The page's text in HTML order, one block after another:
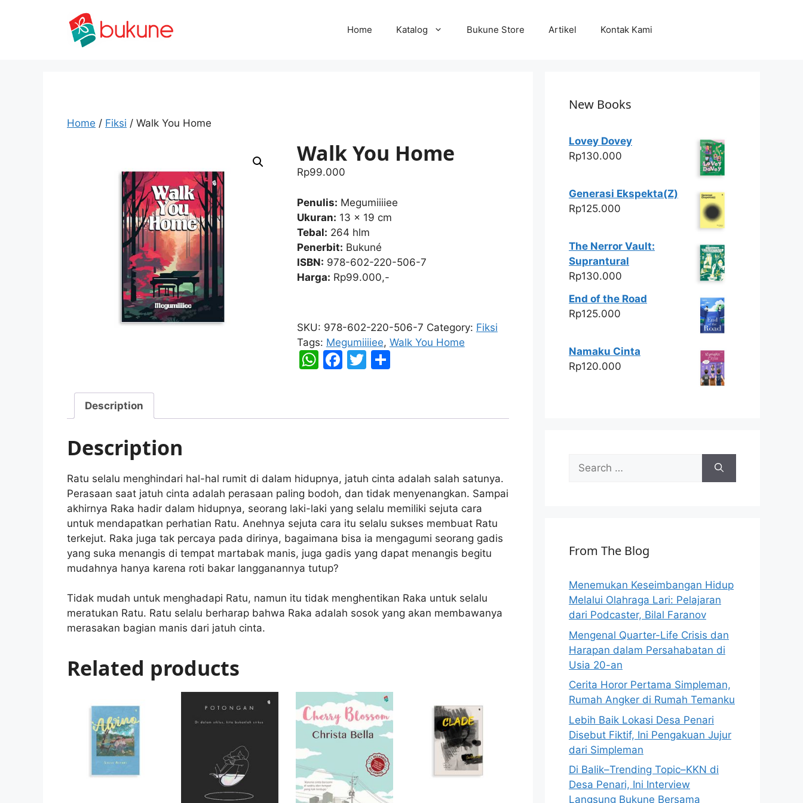
Home Katalog Bukune Store Artikel Kontak Kami
Home / Fiksi / Walk You Home
Walk You Home
Rp99.000
Penulis: Megumiiiiee
Ukuran: 13 x 19 cm
Tebal: 264 hlm
Penerbit: Bukuné
ISBN: 978-602-220-506-7
Harga: Rp99.000,-
You
Home
quantity
SKU: 978-602-220-506-7 Category: Fiksi
Tags: Megumiiiiee, Walk You Home
W
s
p
F
e
o
k
T
er
S
e
Description
Description
Ratu selalu menghindari hal-hal rumit di dalam hidupnya, jatuh cinta adalah salah satunya.
Perasaan saat jatuh cinta adalah perasaan paling bodoh, dan tidak menyenangkan. Sampai
akhirnya Raka hadir dalam hidupnya, seorang laki-laki yang selalu memiliki sejuta cara
untuk mendapatkan perhatian Ratu. Anehnya sejuta cara itu selalu sukses membuat Ratu
terkejut. Raka juga tak percaya pada dirinya, bagaimana bisa ia mengagumi seorang gadis
yang suka menangis di tempat martabak manis, juga gadis yang dapat menangis begitu
mudahnya hanya karena roti bakar langganannya tutup?
Tidak mudah untuk menghadapi Ratu, namun itu tidak menghentikan Raka untuk selalu
meratukan Ratu. Ratu selalu berharap bahwa Raka adalah sosok yang akan membawanya
merasakan bagian manis dari jatuh cinta.
Related products
New Books
Lovey Dovey
Rp130.000
Generasi Ekspekta(Z)
Rp125.000
The Nerror Vault:
Suprantural
Rp130.000
End of the Road
Rp125.000
Namaku Cinta
Rp120.000
Search
for:
From The Blog
Menemukan Keseimbangan Hidup
Melalui Olahraga Lari: Pelajaran
dari Podcaster, Bilal Faranov
Mengenal Quarter-Life Crisis dan
Harapan dalam Persahabatan di
Usia 20-an
Cerita Horor Pertama Simpleman,
Rumah Angker di Rumah Temanku
Lebih Baik Lokasi Desa Penari
Disebut Fiktif, Ini Pengakuan Jujur
dari Simpleman
Di Balik–Trending Topic–KKN di
Desa Penari, Ini Interview
Langsung Bukune Bersama